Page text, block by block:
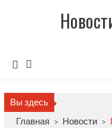
Вы здесь
Главная > Новости >